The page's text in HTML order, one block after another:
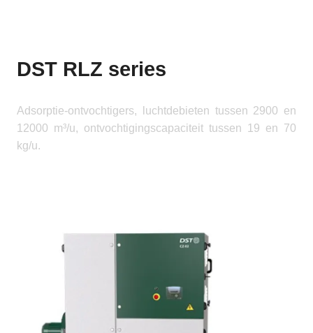
DST RLZ series
Adsorptie-ontvochtigers, luchtdebieten tussen 2900 en
12000 m³/u, ontvochtigingscapaciteit tussen 19 en 70
kg/u.